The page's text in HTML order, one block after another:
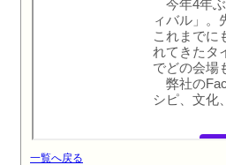
一覧へ戻る